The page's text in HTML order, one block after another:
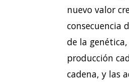
nuevo valor
consecuencia
de la
producción
cadena, y las